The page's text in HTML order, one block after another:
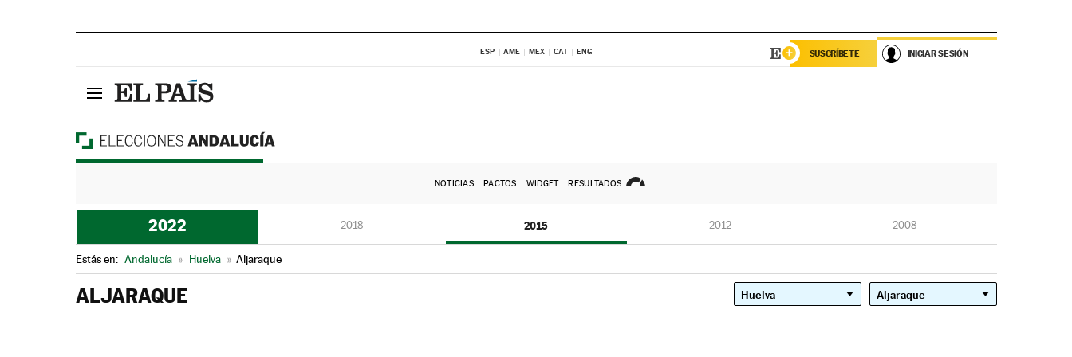
ESP AME MEX CAT ENG SUSCRÍBETE INICIAR SESIÓN
NOTICIAS PACTOS WIDGET RESULTADOS
2022 2018 2015 2012 2008
Estás en: Andalucía » Huelva » Aljaraque
ALJARAQUE